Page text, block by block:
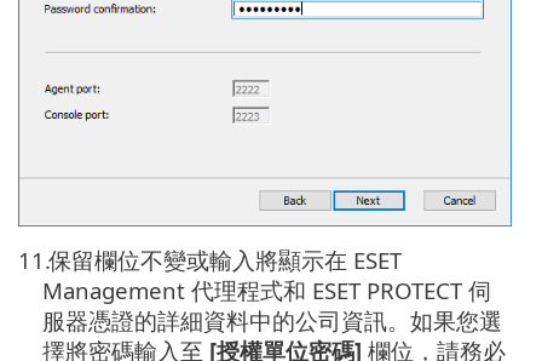
11.保留欄位不變或輸入將顯示在 ESET
Management 代理程式和 ESET PROTECT 伺
服器憑證的詳細資料中的公司資訊。如果您選
擇將密碼輸入至 [授權單位密碼] 欄位，請務必